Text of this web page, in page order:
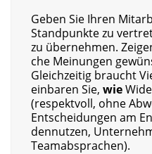
Geben Sie Ihren
Stand­punk­te zu
zu über­neh­men.
che Mei­nun­gen
Gleich­zei­tig braucht
ein­ba­ren Sie, wie
(respekt­voll, ohne
Ent­schei­dun­gen am
den­nut­zen,
Teamabsprachen).